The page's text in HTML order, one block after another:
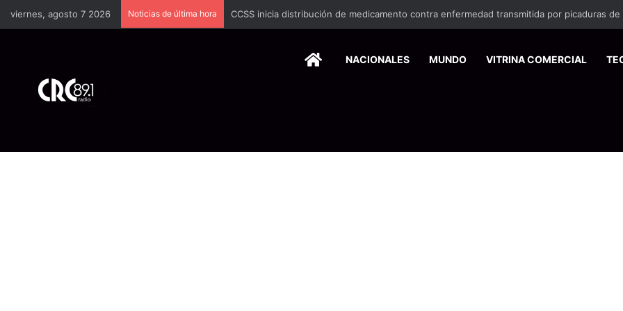
viernes, agosto 7 2026 Noticias de última hora
HOMENACIONALES MUNDO VITRINA COMERCIAL